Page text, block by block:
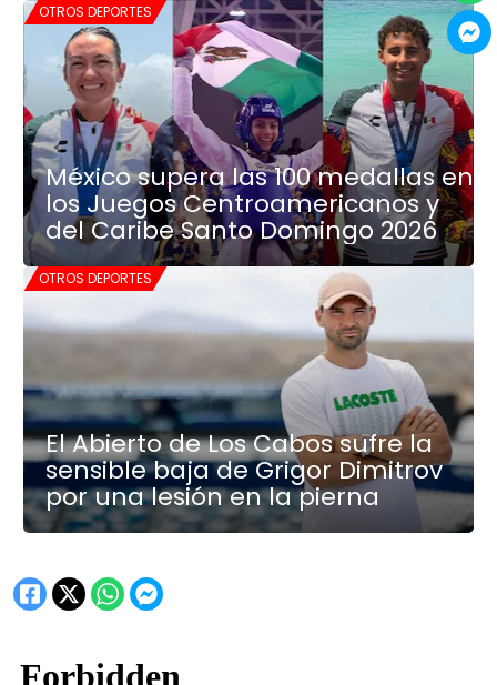
OTROS DEPORTES
México supera las 100 medallas en
los Juegos Centroamericanos y
del Caribe Santo Domingo 2026
OTROS DEPORTES
El Abierto de Los Cabos sufre la
sensible baja de Grigor Dimitrov
por una lesión en la pierna